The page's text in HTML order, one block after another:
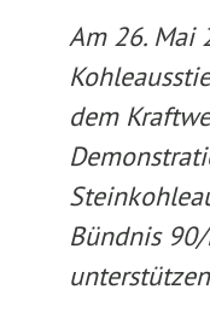
Am 26. Mai
dem
Bündnis